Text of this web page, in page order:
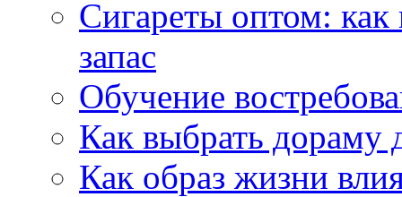
Сигареты оптом:
запас
Обучение
Как выбрать дораму
Как образ жизни